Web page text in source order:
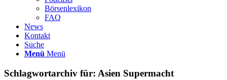
Börsenlexikon
FAQ
News
Kontakt
Suche
Menü Menü
Schlagwortarchiv für: Asien Supermacht